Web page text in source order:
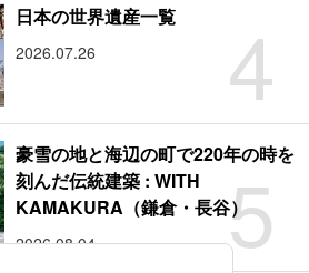
4
日本の世界遺産一覧
2026.07.26
5
豪雪の地と海辺の町で220年の時を
刻んだ伝統建築 : WITH
KAMAKURA（鎌倉・長谷）
2026.08.04